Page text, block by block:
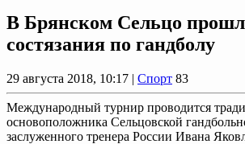
В Брянском Сельцо
состязания по гандболу
29 августа 2018, 10:17 | Спорт 83
Международный турнир проводится
основоположника Сельцовской
заслуженного тренера России Ивана